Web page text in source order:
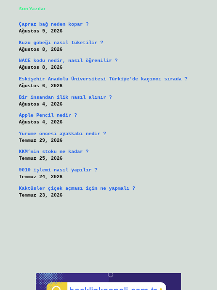
Son Yazılar
Çapraz bağ neden kopar ?
Ağustos 9, 2026
Kuzu göbeği nasıl tüketilir ?
Ağustos 8, 2026
NACE kodu nedir, nasıl öğrenilir ?
Ağustos 8, 2026
Eskişehir Anadolu Üniversitesi Türkiye’de kaçıncı sırada ?
Ağustos 6, 2026
Bir insandan ilik nasıl alınır ?
Ağustos 4, 2026
Apple Pencil nedir ?
Ağustos 4, 2026
Yürüme öncesi ayakkabı nedir ?
Temmuz 29, 2026
KKM’nin stoku ne kadar ?
Temmuz 25, 2026
9010 işlemi nasıl yapılır ?
Temmuz 24, 2026
Kaktüsler çiçek açması için ne yapmalı ?
Temmuz 23, 2026